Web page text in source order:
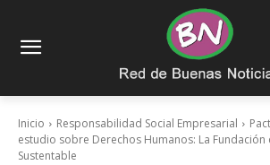
Inicio Responsabilidad Social Empresarial
estudio sobre Derechos Humanos: La Fundación
Sustentable